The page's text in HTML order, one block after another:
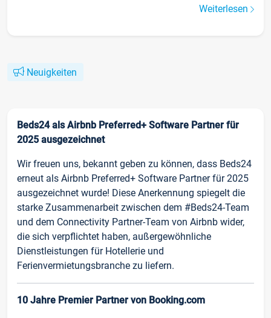
Weiterlesen
Neuigkeiten
Beds24 als Airbnb Preferred+ Software Partner für
2025 ausgezeichnet
Wir freuen uns, bekannt geben zu können, dass Beds24
erneut als Airbnb Preferred+ Software Partner für 2025
ausgezeichnet wurde! Diese Anerkennung spiegelt die
starke Zusammenarbeit zwischen dem #Beds24-Team
und dem Connectivity Partner-Team von Airbnb wider,
die sich verpflichtet haben, außergewöhnliche
Dienstleistungen für Hotellerie und
Ferienvermietungsbranche zu liefern.
10 Jahre Premier Partner von Booking.com